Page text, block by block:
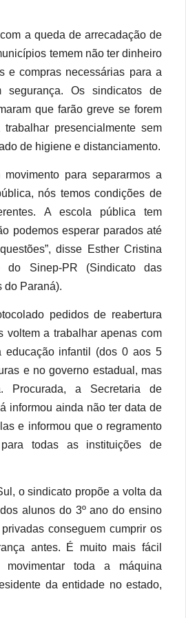
a queda de arrecadação de
temem não ter dinheiro
e compras necessárias para a
Os sindicatos de
que farão greve se forem
presencialmente sem
de higiene e distanciamento.
movimento para separarmos a
nós temos condições de
A escola pública tem
podemos esperar parados até
disse Esther Cristina
do Sinep-PR (Sindicato das
do Paraná).
pedidos de reabertura
voltem a trabalhar apenas com
educação infantil (dos 0 aos 5
e no governo estadual, mas
Procurada, a Secretaria de
informou ainda não ter data de
e informou que o regramento
todas as instituições de
o sindicato propõe a volta da
alunos do 3º ano do ensino
conseguem cumprir os
antes. É muito mais fácil
toda a máquina
da entidade no estado,